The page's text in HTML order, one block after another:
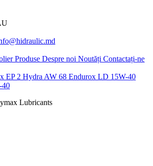
Produse Despre noi Noutăți Contactați-ne
EP 2 Hydra AW 68 Endurox LD 15W-40
40
Lubricants